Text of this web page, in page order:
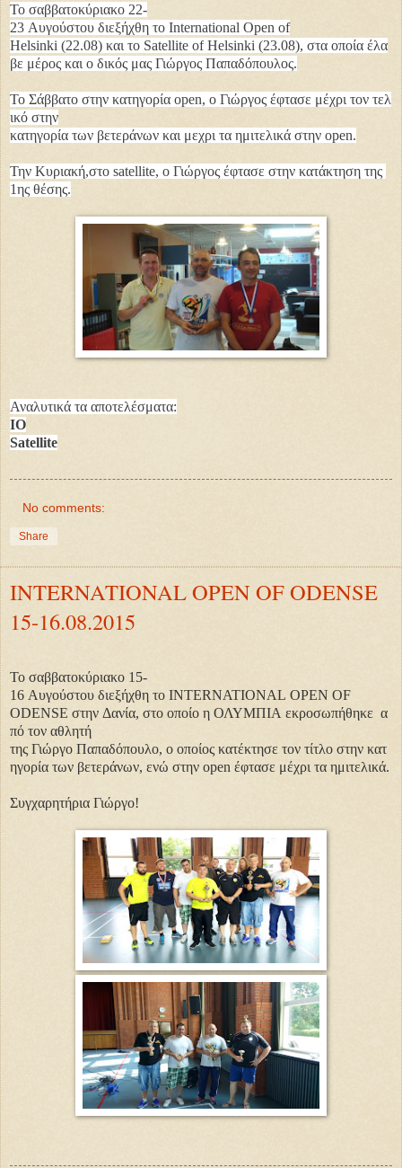
Το σαββατοκύριακο 22-
23 Αυγούστου διεξήχθη το International Open of
Helsinki (22.08) και το Satellite of Helsinki (23.08), στα οποία έλα
βε μέρος και ο δικός μας Γιώργος Παπαδόπουλος.
Το Σάββατο στην κατηγορία open, ο Γιώργος έφτασε μέχρι τον τελ
ικό στην
κατηγορία των βετεράνων και μεχρι τα ημιτελικά στην open.
Την Κυριακή,στο satellite, ο Γιώργος έφτασε στην κατάκτηση της
1ης θέσης.
Αναλυτικά τα αποτελέσματα:
IO
Satellite
No comments:
Share
INTERNATIONAL OPEN OF ODENSE
15-16.08.2015
Το σαββατοκύριακο 15-
16 Αυγούστου διεξήχθη το INTERNATIONAL OPEN OF
ODENSE στην Δανία, στο οποίο η ΟΛΥΜΠΙΑ εκροσωπήθηκε α
πό τον αθλητή
της Γιώργο Παπαδόπουλο, ο οποίος κατέκτησε τον τίτλο στην κατ
ηγορία των βετεράνων, ενώ στην open έφτασε μέχρι τα ημιτελικά.
Συγχαρητήρια Γιώργο!